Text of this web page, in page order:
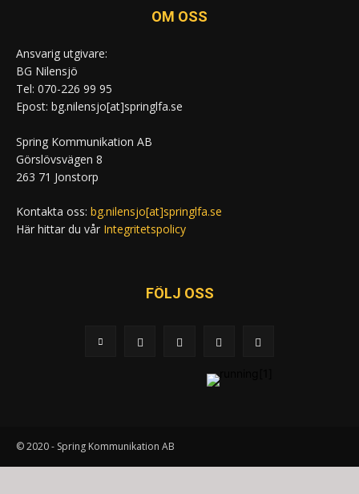
OM OSS
Ansvarig utgivare:
BG Nilensjö
Tel: 070-226 99 95
Epost: bg.nilensjo[at]springlfa.se
Spring Kommunikation AB
Görslövsvägen 8
263 71 Jonstorp
Kontakta oss: bg.nilensjo[at]springlfa.se
Här hittar du vår Integritetspolicy
FÖLJ OSS
© 2020 - Spring Kommunikation AB